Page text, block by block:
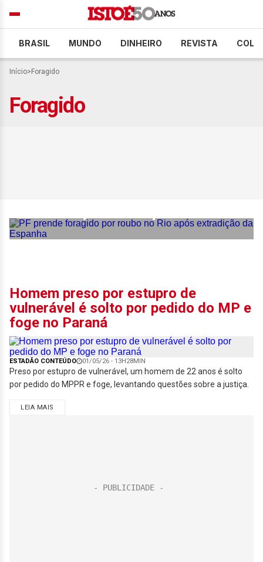
BRASIL MUNDO DINHEIRO REVISTA
Início> Foragido
Foragido
Homem preso por estupro de
vulnerável é solto por pedido do MP e
foge no Paraná
ESTADÃO CONTEÚDO 01/05/26 - 13H28MIN
Preso por estupro de vulnerável, um homem de 22 anos é solto
por pedido do MPPR e foge, levantando questões sobre a justiça.
LEIA MAIS